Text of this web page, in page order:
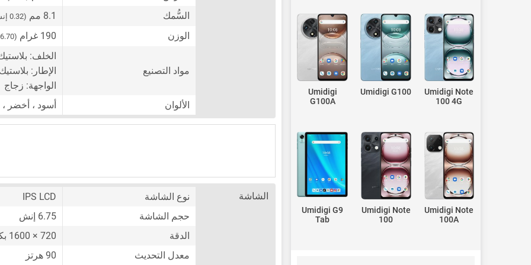
السُّمك 8.1 مم (0.32 إنش)
الوزن 190 غرام (6.70 أونصة)
مواد التصنيع
الخلف:
الإطار:
الواجهة: زجاج
الألوان
أسود ، أخضر
الشاشة نوع الشاشة
IPS LCD
حجم الشاشة
6.75 إنش
الدقة
720 × 1600 بكسل
معدل التحديث
90 هرتز
Umidigi Note
100 4G
Umidigi G100
Umidigi
G100A
Umidigi Note
100A
Umidigi Note
100
Umidigi G9
Tab